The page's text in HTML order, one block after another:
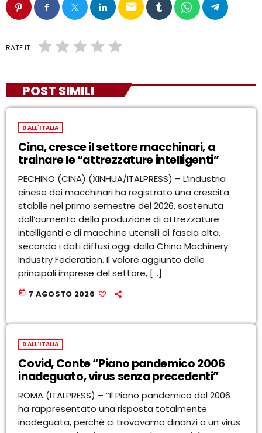
email
RATE IT
POST SIMILI
DALL'ITALIA
Cina, cresce il settore macchinari, a
trainare le “attrezzature intelligenti”
PECHINO (CINA) (XINHUA/ITALPRESS) – L’industria
cinese dei macchinari ha registrato una crescita
stabile nel primo semestre del 2026, sostenuta
dall’aumento della produzione di attrezzature
intelligenti e di macchine utensili di fascia alta,
secondo i dati diffusi oggi dalla China Machinery
Industry Federation. Il valore aggiunto delle
principali imprese del settore, […]
today 7 AGOSTO 2026
DALL'ITALIA
Covid, Conte “Piano pandemico 2006
inadeguato, virus senza precedenti”
ROMA (ITALPRESS) – “Il Piano pandemico del 2006
ha rappresentato una risposta totalmente
inadeguata, perchè ci trovavamo dinanzi a un virus